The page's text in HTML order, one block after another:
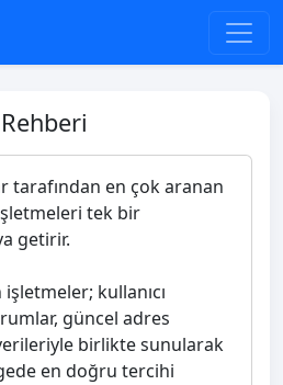
tarafından en çok aranan
tek bir
getirir.
kullanıcı
güncel adres
birlikte sunularak
en doğru tercihi